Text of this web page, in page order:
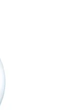
bezfarebny, v
baleni velkost